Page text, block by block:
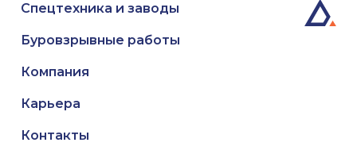
Спецтехника и заводы
Буровзрывные работы
Компания
Карьера
Контакты